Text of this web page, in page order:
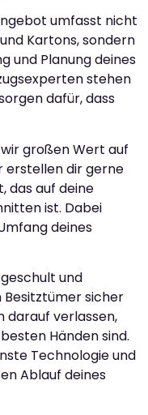
umfasst nicht
Kartons, sondern
und Planung deines
stehen
dafür, dass
großen Wert auf
erstellen dir gerne
das auf deine
ist. Dabei
deines
und
sicher
darauf verlassen,
Händen sind.
Technologie und
Ablauf deines